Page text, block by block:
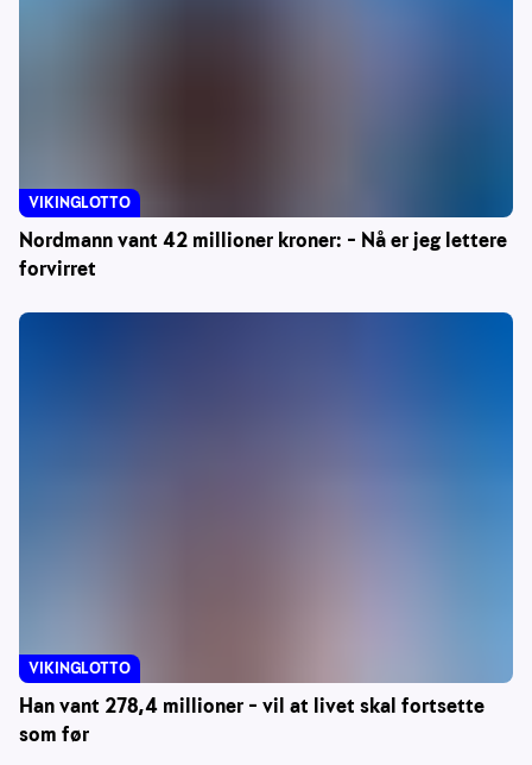
Nordmann vant 42 millioner kroner: – Nå er jeg lettere
forvirret
VIKINGLOTTO
Han vant 278,4 millioner – vil at livet skal fortsette
som før
VIKINGLOTTO